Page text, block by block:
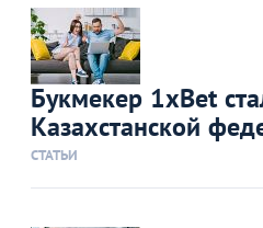
Букмекер 1xBet
Казахстанской
СТАТЬИ